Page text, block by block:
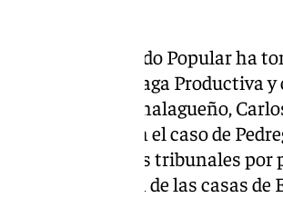
jueves el Partido Popular ha
de Málaga Productiva
Precios del PP malagueño,
avanzar en el caso de
denuncia ante los tribunales por
la situación de las casas de